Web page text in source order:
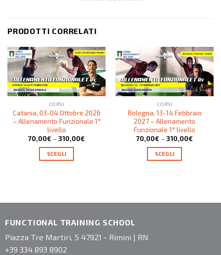
PRODOTTI CORRELATI
CORSI
Catania, 03-04 Ottobre 2026
– Allenamento Funzionale 1°
livello
70,00€ – 310,00€
SCEGLI
CORSI
Bologna, 13-14 Febbraio
2027 – Allenamento
Funzionale 1° livello
70,00€ – 310,00€
SCEGLI
FUNCTIONAL TRAINING SCHOOL
Piazza Tre Martiri, 5 47921 - Rimini | RN
+39 334 893 8902